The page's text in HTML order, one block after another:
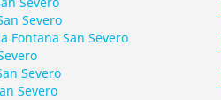
Severo
Fontana San Severo
Severo
Severo